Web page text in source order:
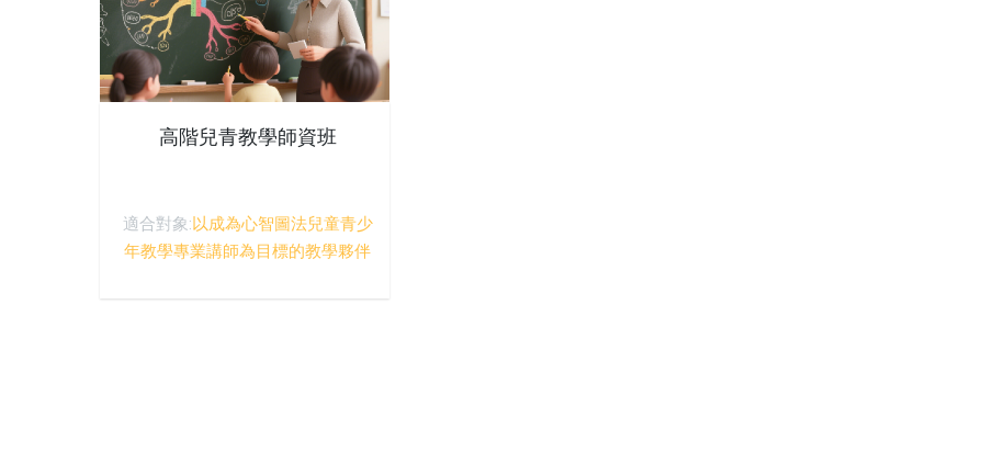
高階兒青教學師資班
適合對象:以成為心智圖法兒童青少
年教學專業講師為目標的教學夥伴